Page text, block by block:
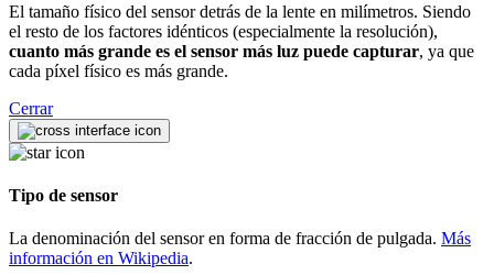
El tamaño físico del sensor detrás de la lente en milímetros. Siendo
el resto de los factores idénticos (especialmente la resolución),
cuanto más grande es el sensor más luz puede capturar, ya que
cada píxel físico es más grande.
Cerrar
Tipo de sensor
La denominación del sensor en forma de fracción de pulgada. Más
información en Wikipedia.